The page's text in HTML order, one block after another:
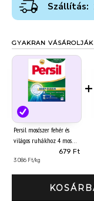
Szállítás:
GYAKRAN
Persil mosószer fehér és
világos ruhákhoz 4 mosás
679 Ft
3 086 Ft/kg
+